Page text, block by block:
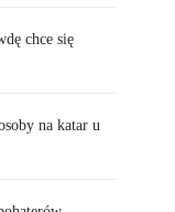
chce się
na katar u